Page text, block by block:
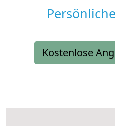
Kostenlose